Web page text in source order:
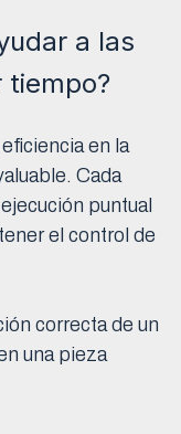
a las
tiempo?
en la
Cada
puntual
el control de
correcta de un
una pieza